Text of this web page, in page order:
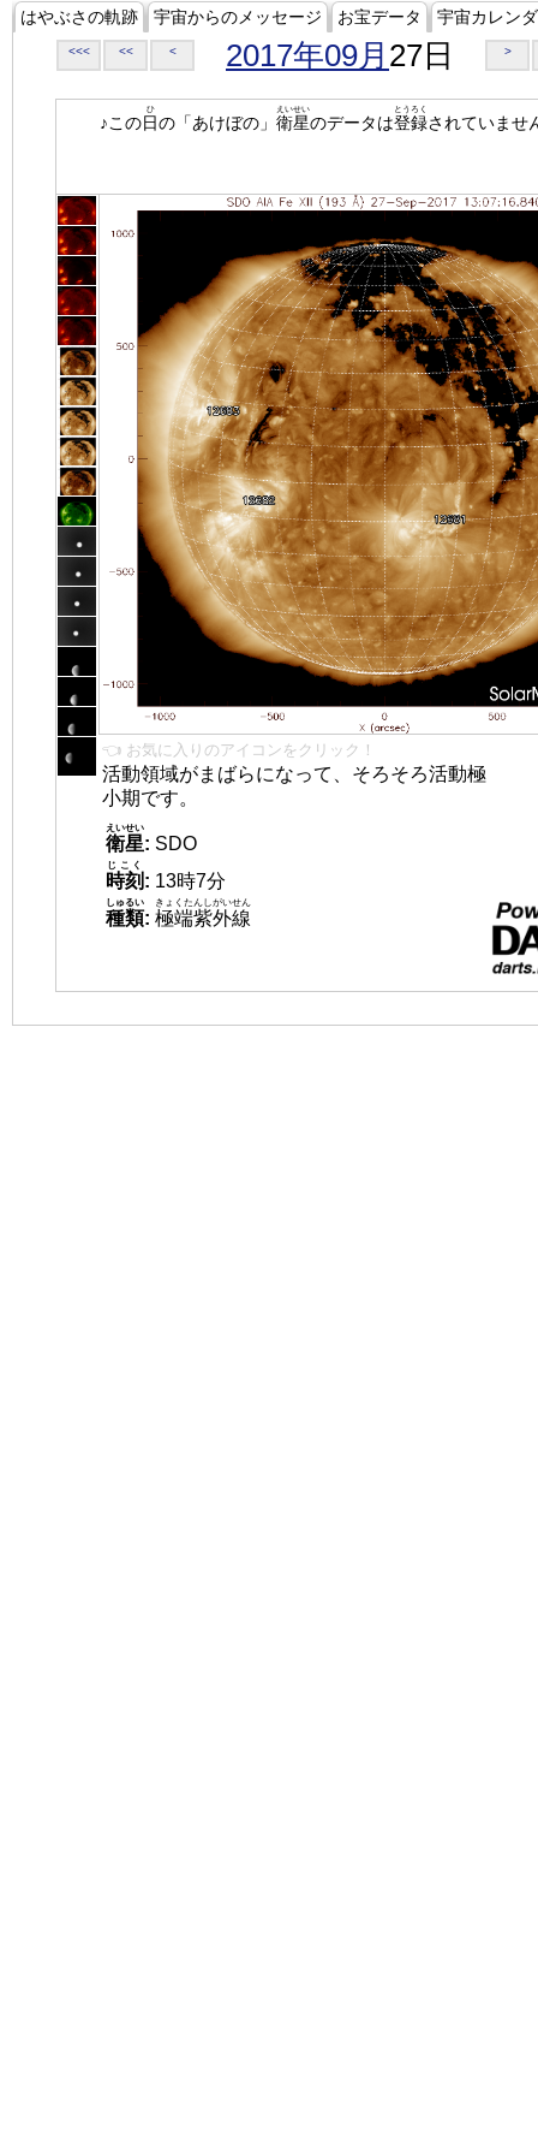
はやぶさの軌跡 宇宙からのメッセージ お宝データ 宇宙カレン
<<< << < 2017年09月 27日 >
♪この日
ひ
の「あけぼの」 衛星
えいせい
のデータは登録
とうろく
されていませ
👈 お気に入りのアイコンをクリック！
活動領域がまばらになって、そろそろ活動極
小期です。
衛星
えいせい
: SDO
時刻
じこく
: 13時7分
種類
しゅるい
: 極端紫外線
きょくたんしがいせん